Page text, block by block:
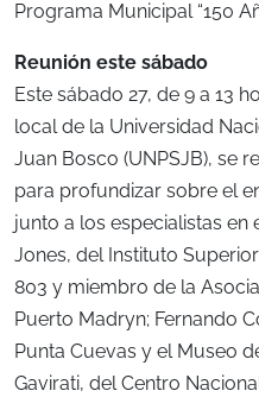
Programa Municipal “150
Reunión este sábado
Este sábado 27, de 9 a 13
local de la Universidad
Juan Bosco (UNPSJB), se
para profundizar sobre el
junto a los especialistas en
Jones, del Instituto
803 y miembro de la
Puerto Madryn; Fernando
Punta Cuevas y el Museo
Gavirati, del Centro